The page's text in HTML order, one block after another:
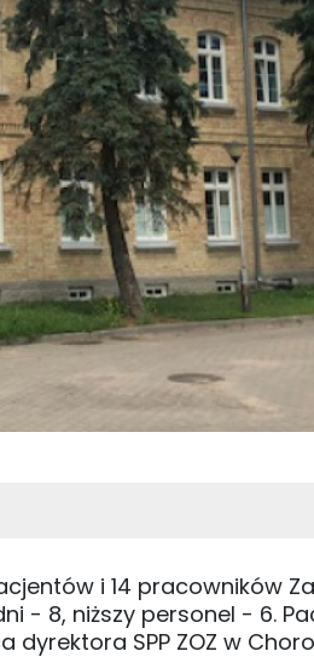
i 14 pracowników
- 8, niższy personel - 6.
SPP ZOZ w